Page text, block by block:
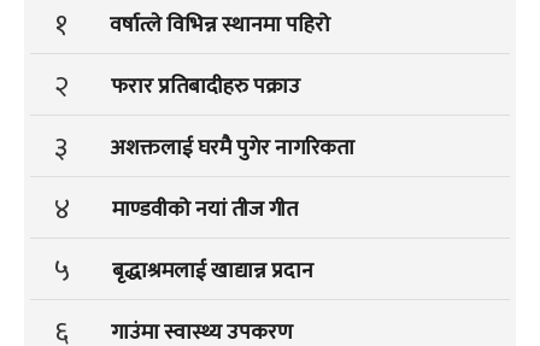
१ वर्षात्ले विभिन्न स्थानमा पहिरो
२ फरार प्रतिबादीहरु पक्राउ
३ अशक्तलाई घरमै पुगेर नागरिकता
४ माण्डवीको नयां तीज गीत
५ बृद्धाश्रमलाई खाद्यान्न प्रदान
६ गाउंमा स्वास्थ्य उपकरण